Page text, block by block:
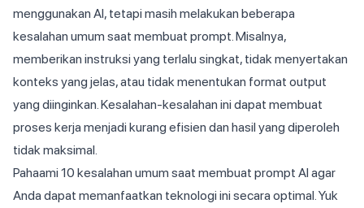
menggunakan AI, tetapi masih melakukan beberapa
kesalahan umum saat membuat prompt. Misalnya,
memberikan instruksi yang terlalu singkat, tidak menyertakan
konteks yang jelas, atau tidak menentukan format output
yang diinginkan. Kesalahan-kesalahan ini dapat membuat
proses kerja menjadi kurang efisien dan hasil yang diperoleh
tidak maksimal.
Pahaami 10 kesalahan umum saat membuat prompt AI agar
Anda dapat memanfaatkan teknologi ini secara optimal. Yuk